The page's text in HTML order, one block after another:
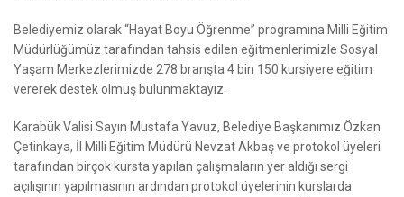
Belediyemiz olarak “Hayat Boyu Öğrenme” programına Milli Eğitim
Müdürlüğümüz tarafından tahsis edilen eğitmenlerimizle Sosyal
Yaşam Merkezlerimizde 278 branşta 4 bin 150 kursiyere eğitim
vererek destek olmuş bulunmaktayız.
Karabük Valisi Sayın Mustafa Yavuz, Belediye Başkanımız Özkan
Çetinkaya, İl Milli Eğitim Müdürü Nevzat Akbaş ve protokol üyeleri
tarafından birçok kursta yapılan çalışmaların yer aldığı sergi
açılışının yapılmasının ardından protokol üyelerinin kurslarda